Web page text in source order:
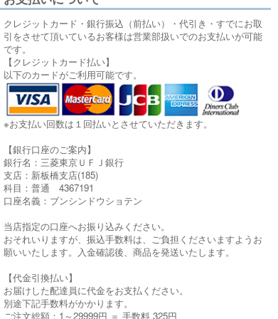
クレジットカード・銀行振込（前払い）・代引き・すでにお取
引をさせて頂いているお客様は営業部扱いでのお支払いが可能
です。
【クレジットカード払い】
以下のカードがご利用可能です。
※お支払い回数は１回払いとさせていただきます。
【銀行口座のご案内】
銀行名：三菱東京ＵＦＪ銀行
支店：新板橋支店(185)
科目：普通 4367191
口座名義：ブンシンドウショテン
当店指定の口座へお振り込みください。
おそれいりますが、振込手数料は、ご負担くださいますようお
願いいたします。入金確認後、商品を発送いたします。
【代金引換払い】
お届けした配達員に代金をお支払ください。
別途下記手数料がかかります。
ご注文総額：1～29999円 ＝ 手数料 325円